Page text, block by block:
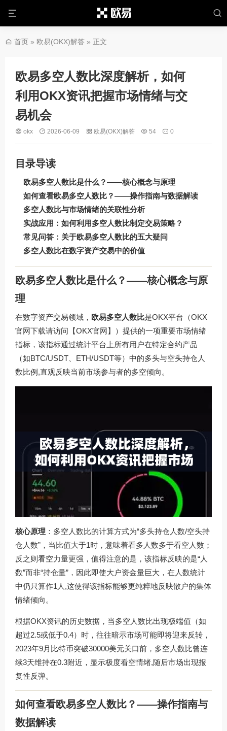
首页 » 欧易(OKX)解答 » 正文
欧易多空人数比深度解析，如何
利用OKX资讯把握市场情绪与交
易机会
okx 2026-06-09 欧易(OKX)解答 54 0
目录导读
欧易多空人数比是什么？——核心概念与原理
如何查看欧易多空人数比？——操作指南与数据解读
多空人数比与市场情绪的关联性分析
实战应用：如何利用多空人数比制定交易策略？
常见问答：关于欧易多空人数比的五大疑问
多空人数比在数字资产交易中的价值
欧易多空人数比是什么？——核心概念与原
理
在数字资产交易领域， 欧易多空人数比是OKX平台（OKX
官网下载请访问 【OKX官网】
）提供的一项重要市场情绪
指标，该指标通过统计平台上所有用户在特定合约产品
（如BTC/USDT、ETH/USDT等）中的多头与空头持仓人
数比例,直观反映当前市场参与者的多空倾向。
核心原理 ：多空人数比的计算方式为“多头持仓人数/空头持
仓人数”，当比值大于1时，意味着看多人数多于看空人数；
反之则看空力量更强，值得注意的是，该指标反映的是“人
数”而非“持仓量”，因此即使大户资金量巨大，在人数统计
中仍只算作1人,这使得该指标能够更纯粹地反映散户的集体
情绪倾向。
根据OKX资讯的历史数据，当多空人数比出现极端值（如
超过2.5或低于0.4）时，往往暗示市场可能即将迎来反转，
2023年9月比特币突破30000美元关口前，多空人数比曾连
续3天维持在0.3附近，显示极度看空情绪,随后市场出现报
复性反弹。
如何查看欧易多空人数比？——操作指南与
数据解读